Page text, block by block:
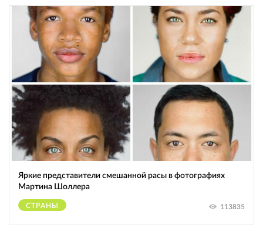
Яркие представители смешанной расы в фотографиях
Мартина Шоллера
СТРАНЫ 113835